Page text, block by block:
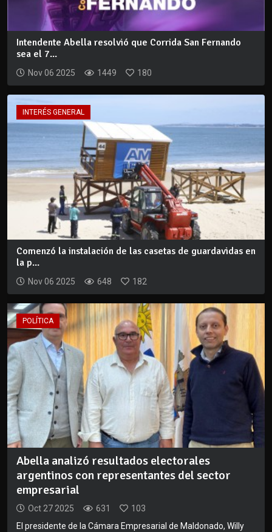
Intendente Abella resolvió que Corrida San Fernando
sea el 7...
Nov 06 2025 1449 180
INTERÉS GENERAL
Comenzó la instalación de las casetas de guardavidas en
la p...
Nov 06 2025 648 182
POLÍTICA
Abella analizó resultados electorales
argentinos con representantes del sector
empresarial
Oct 27 2025 631
103
El presidente de la Cámara Empresarial de Maldonado, Willy